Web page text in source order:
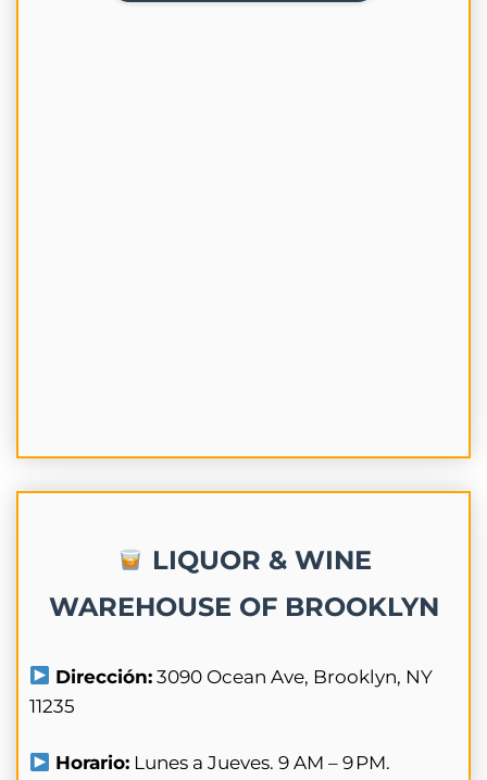
LIQUOR & WINE
WAREHOUSE OF BROOKLYN
Dirección: 3090 Ocean Ave, Brooklyn, NY
11235
Horario: Lunes a Jueves. 9 AM – 9 PM.